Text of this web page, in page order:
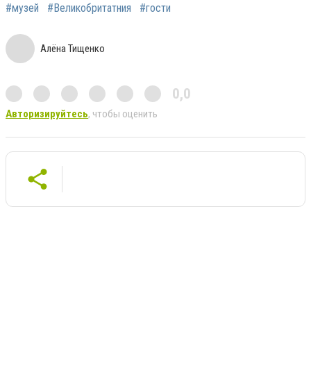
#музей #Великобритатния #гости
Алёна Тищенко
0,0
Авторизируйтесь, чтобы оценить